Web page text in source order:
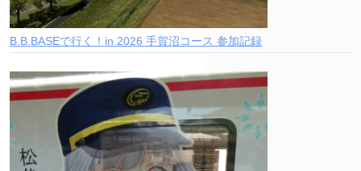
B.B.BASEで行く！in 2026 手賀沼コース 参加記録